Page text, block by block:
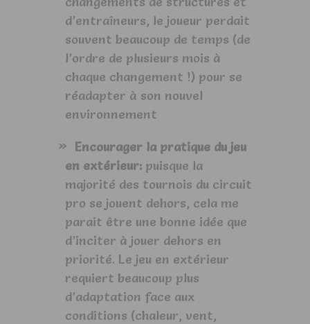
d’entraîneurs, le joueur perdait
souvent beaucoup de temps (de
l’ordre de plusieurs mois à
chaque changement !) pour se
réadapter à son nouvel
environnement
Encourager la pratique du jeu
en extérieur: puisque la
majorité des tournois du circuit
pro se jouent dehors, cela me
parait être une bonne idée que
d’inciter à jouer dehors en
priorité. Le jeu en extérieur
requiert beaucoup plus
d’adaptation face aux
conditions (chaleur, vent,